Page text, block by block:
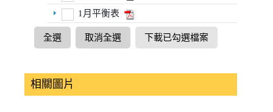
1月平衡表
全選 取消全選 下載已勾選檔案
相關圖片